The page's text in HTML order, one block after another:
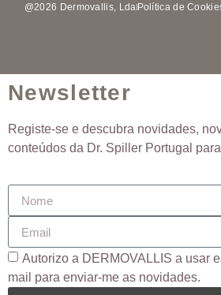
@2026 Dermovallis, LdaPolítica de
Newsletter
Registe-se e descubra novidades,
conteúdos da Dr. Spiller Portugal
Autorizo ​​a DERMOVALLIS a usar
mail para enviar-me as novidades.